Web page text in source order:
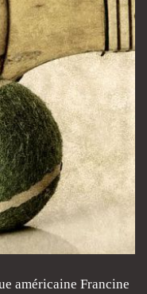
américaine Francine